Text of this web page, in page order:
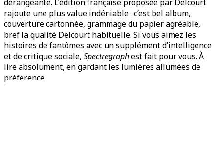
dérangeante. L’édition française proposée par Delcourt
rajoute une plus value indéniable : c’est bel album,
couverture cartonnée, grammage du papier agréable,
bref la qualité Delcourt habituelle. Si vous aimez les
histoires de fantômes avec un supplément d’intelligence
et de critique sociale, Spectregraphest fait pour vous. À
lire absolument, en gardant les lumières allumées de
préférence.